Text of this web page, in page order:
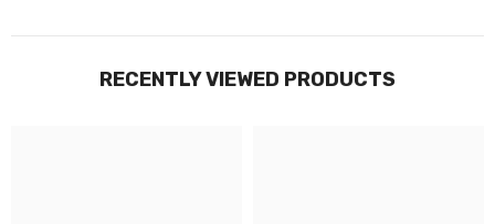
RECENTLY VIEWED PRODUCTS